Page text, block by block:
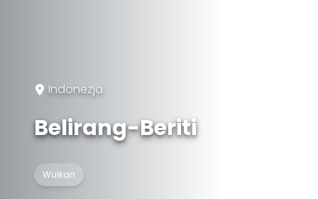
Indonezja
Belirang-Beriti
Wulkan